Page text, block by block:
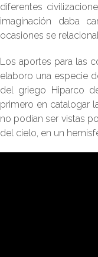
diferentes
imaginación daba
ocasiones se
Los aportes para las
elaboro una especie
del griego Hiparco
primero en catalogar
no podían ser vistas
del cielo, en un